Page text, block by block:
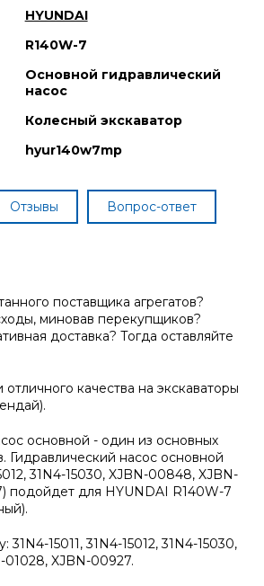
HYUNDAI
R140W-7
Основной гидравлический
насос
Колесный экскаватор
hyur140w7mp
Отзывы Вопрос-ответ
поставщика агрегатов?
миновав перекупщиков?
доставка? Тогда оставляйте
отличного качества на экскаваторы
основной - один из основных
Гидравлический насос основной
31N4-15030, XJBN-00848, XJBN-
подойдет для HYUNDAI R140W-7
31N4-15011, 31N4-15012, 31N4-15030,
XJBN-00927.